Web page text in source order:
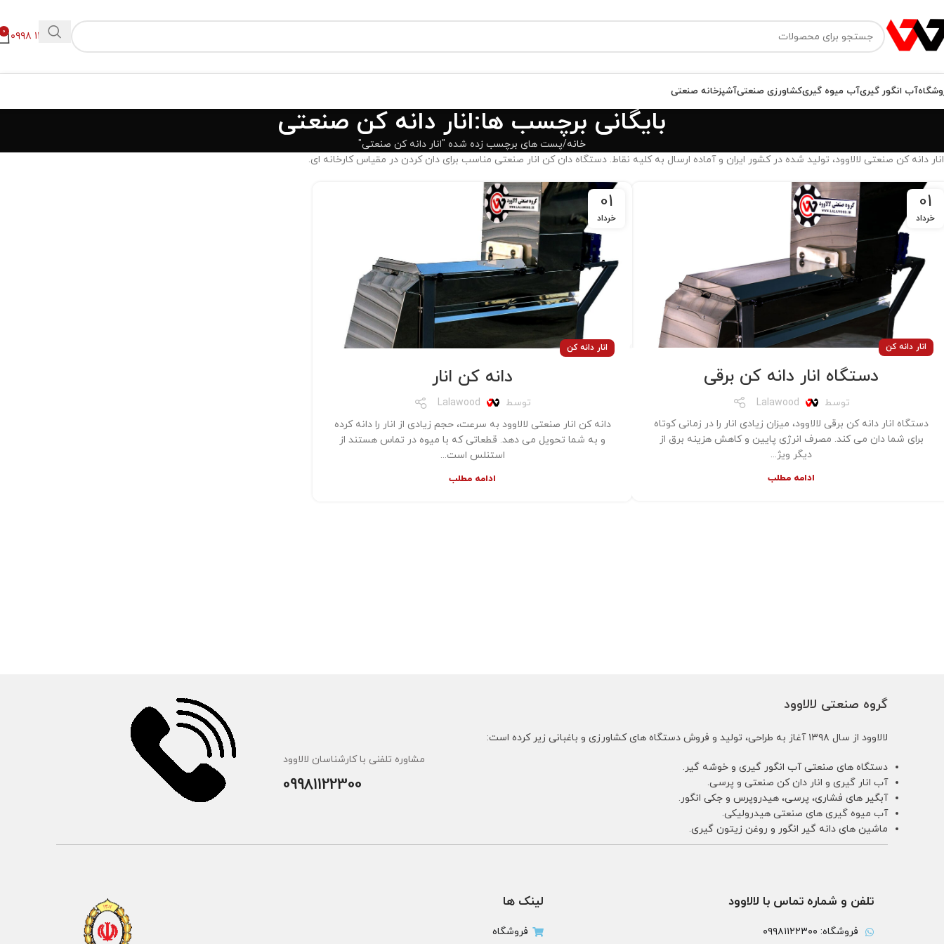
۰۹۹۸ ۱۱۲ ۲۳۰۰ 0
آب انگور گیریآب میوه گیریکشاورزی صنعتیآشپزخانه صنعتی
بایگانی برچسب ها:انار دانه کن صنعتی
خانه پست های برچسب زده شده "انار دانه کن صنعتی"
انار دانه کن صنعتی لالاوود، تولید شده در کشور ایران و آماده ارسال به کلیه نقاط. دستگاه دان کن انار صنعتی مناسب برای دان کردن در مقیاس کارخانه ای.
01
خرداد
انار دانه کن
دستگاه انار دانه کن برقی
توسط
Lalawood
دستگاه انار دانه کن برقی لالاوود، میزان زیادی انار را در زمانی کوتاه
برای شما دان می کند. مصرف انرژی پایین و کاهش هزینه برق از
دیگر ویژ...
ادامه مطلب
01
خرداد
انار دانه کن
دانه کن انار
توسط
Lalawood
دانه کن انار صنعتی لالاوود به سرعت، حجم زیادی از انار را دانه کرده
و به شما تحویل می دهد. قطعاتی که با میوه در تماس هستند از
استنلس است...
ادامه مطلب
گروه صنعتی لالاوود
لالاوود از سال ۱۳۹۸ آغاز به طراحی، تولید و فروش دستگاه های کشاورزی و باغبانی زیر کرده است:
دستگاه های صنعتی آب انگور گیری و خوشه گیر.
آب انار گیری و انار دان کن صنعتی و پرسی.
آبگیر های فشاری، پرسی، هیدروپرس و جکی انگور.
آب میوه گیری های صنعتی هیدرولیکی.
ماشین های دانه گیر انگور و روغن زیتون گیری.
مشاوره تلفنی با کارشناسان لالاوود
09981122300
تلفن و شماره تماس با لالاوود
فروشگاه: ۰۹۹۸۱۱۲۲۳۰۰
لینک ها
فروشگاه